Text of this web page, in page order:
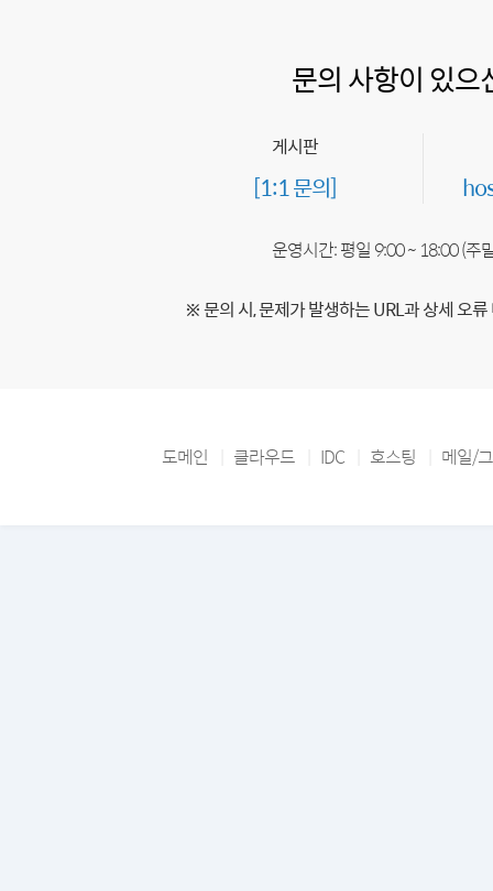
문의 사항이 있으
게시판
[1:1 문의]
운영시간: 평일 9:00 ~ 18:00 (주
※ 문의 시, 문제가 발생하는 URL과 상세 오
도메인 클라우드 IDC 호스팅 메일/